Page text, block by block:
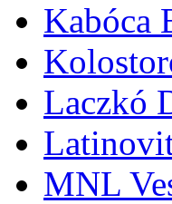
Kabóca
Laczkó
MNL